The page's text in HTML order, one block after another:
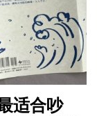
适合吵